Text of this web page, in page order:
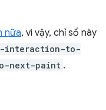
nữa, vì vậy, chỉ số này
interaction-to-
next-paint .